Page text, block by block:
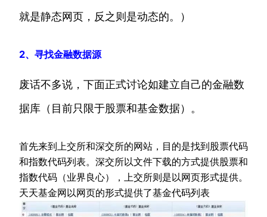
就是静态网页，反之则是动态的。）
2、寻找金融数据源
废话不多说，下面正式讨论如建立自己的金融数
据库（目前只限于股票和基金数据）。
首先来到上交所和深交所的网站，目的是找到股票代码
和指数代码列表。深交所以文件下载的方式提供股票和
指数代码（业界良心），上交所则是以网页形式提供。
天天基金网以网页的形式提供了基金代码列表